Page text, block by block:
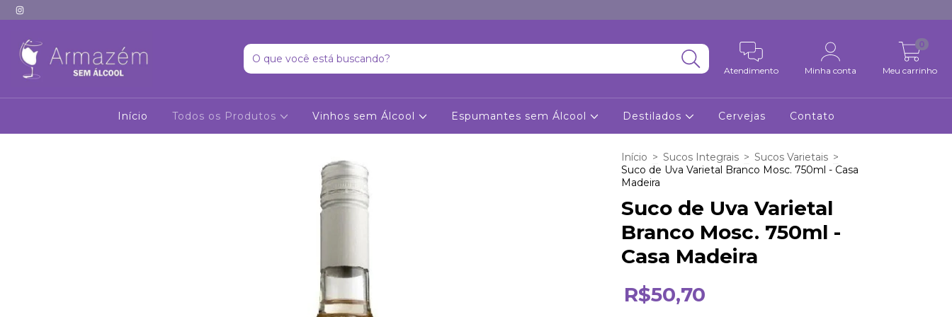
Atendimento Minha conta Meu carrinho
0
Início Todos os Produtos Vinhos sem Álcool Espumantes sem Álcool Destilados Cervejas Contato
Início > Sucos Integrais > Sucos Varietais >
Suco de Uva Varietal Branco Mosc. 750ml - Casa
Madeira
Suco de Uva Varietal
Branco Mosc. 750ml -
Casa Madeira
R$50,70